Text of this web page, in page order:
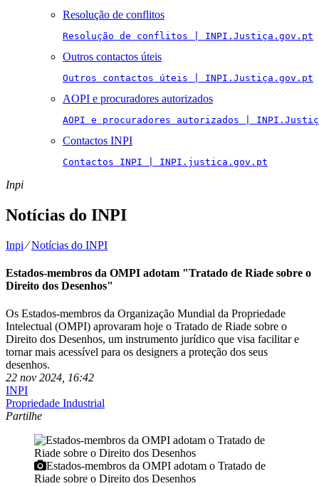
Resolução de conflitos
Resolução de conflitos | INPI.Justiça.gov.pt
Outros contactos úteis
Outros contactos úteis | INPI.Justiça.gov.pt
AOPI e procuradores autorizados
AOPI e procuradores autorizados |
Contactos INPI
Contactos INPI | INPI.justica.gov.pt
Inpi
Notícias do INPI
Inpi⁄Notícias do INPI
Estados-membros da OMPI adotam "Tratado de Riade sobre o
Direito dos Desenhos"
Os Estados-membros da Organização Mundial da Propriedade
Intelectual (OMPI) aprovaram hoje o Tratado de Riade sobre o
Direito dos Desenhos, um instrumento jurídico que visa facilitar e
tornar mais acessível para os designers a proteção dos seus
desenhos.
22 nov 2024, 16:42
INPI
Propriedade Industrial
Partilhe
Estados-membros da OMPI adotam o Tratado de
Riade sobre o Direito dos Desenhos